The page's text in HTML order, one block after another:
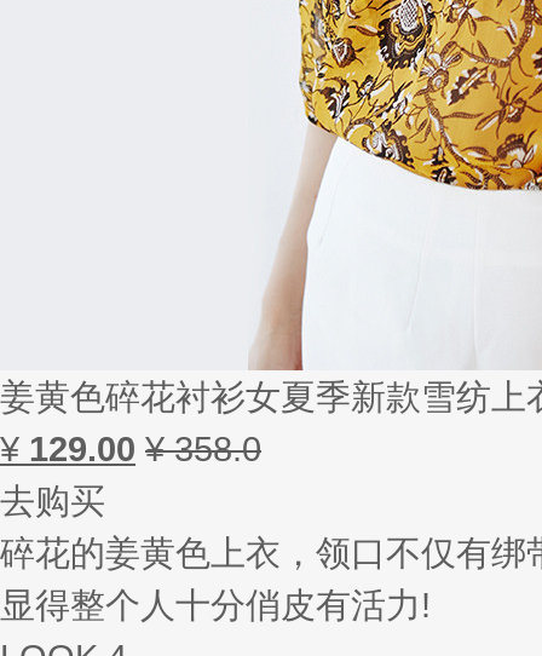
姜黄色碎花衬衫女夏季新款雪纺
¥ 129.00 ¥ 358.0
去购买
碎花的姜黄色上衣，领口不仅有
显得整个人十分俏皮有活力!